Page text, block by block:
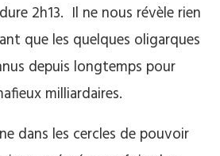
2h13. Il ne nous révèle rien
que les quelques oligarques
depuis longtemps pour
milliardaires.
dans les cercles de pouvoir